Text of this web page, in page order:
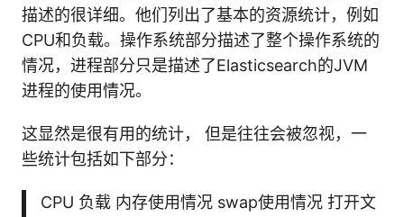
描述的很详细。他们列出了基本的资源统计，例如
CPU和负载。操作系统部分描述了整个操作系统的
情况，进程部分只是描述了Elasticsearch的JVM
进程的使用情况。
这显然是很有用的统计， 但是往往会被忽视，一
些统计包括如下部分：
CPU 负载 内存使用情况 swap使用情况 打开文